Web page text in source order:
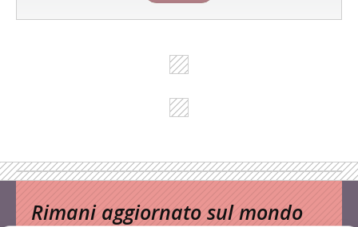
Rimani aggiornato sul mondo